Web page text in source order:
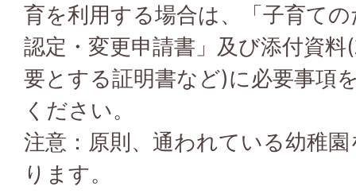
育を利用する場合は、「子育て
認定・変更申請書」及び添付資
要とする証明書など)に必要事項
ください。
注意：原則、通われている幼稚
ります。